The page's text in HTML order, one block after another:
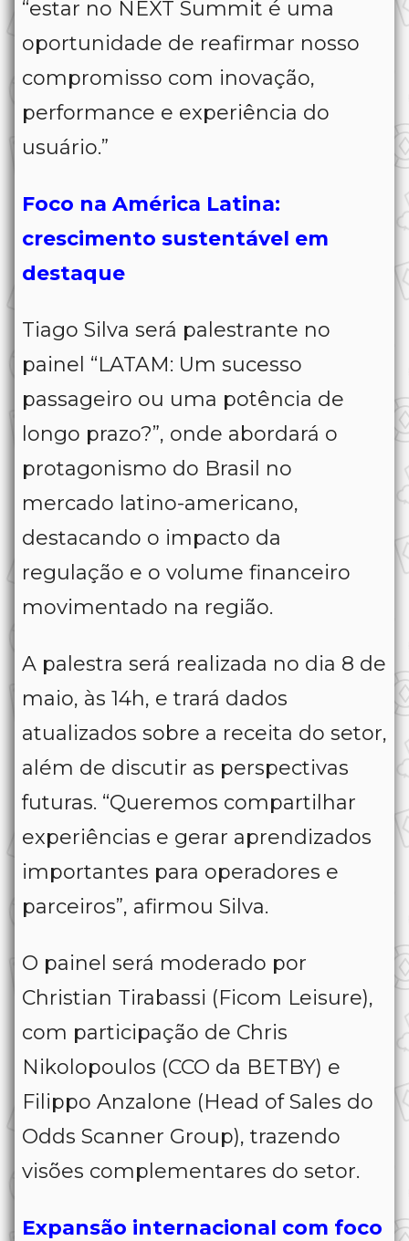
“estar no NEXT Summit é uma
oportunidade de reafirmar nosso
compromisso com inovação,
performance e experiência do
usuário.”
Foco na América Latina:
crescimento sustentável em
destaque
Tiago Silva será palestrante no
painel “LATAM: Um sucesso
passageiro ou uma potência de
longo prazo?”, onde abordará o
protagonismo do Brasil no
mercado latino-americano,
destacando o impacto da
regulação e o volume financeiro
movimentado na região.
A palestra será realizada no dia 8 de
maio, às 14h, e trará dados
atualizados sobre a receita do setor,
além de discutir as perspectivas
futuras. “Queremos compartilhar
experiências e gerar aprendizados
importantes para operadores e
parceiros”, afirmou Silva.
O painel será moderado por
Christian Tirabassi (Ficom Leisure),
com participação de Chris
Nikolopoulos (CCO da BETBY) e
Filippo Anzalone (Head of Sales do
Odds Scanner Group), trazendo
visões complementares do setor.
Expansão internacional com foco